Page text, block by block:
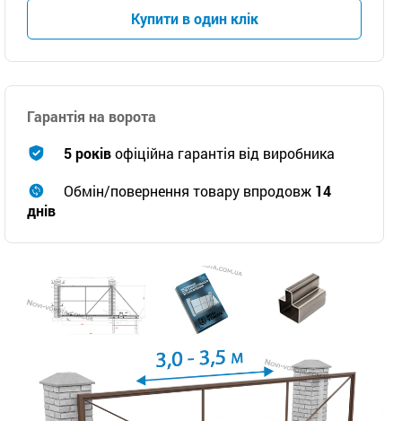
Купити в один клік
Гарантія на ворота
5 роківофіційна гарантія від виробника
Обмін/повернення товару впродовж 14
днів